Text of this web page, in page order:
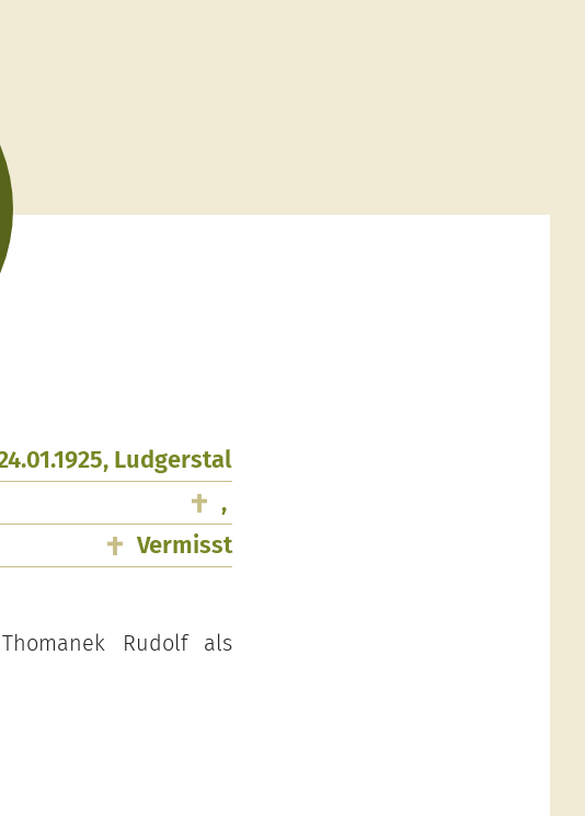
Ludgerstal
,
Vermisst
Rudolf als